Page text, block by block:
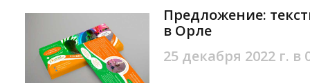
Предложение:
в Орле
25 декабря 2022 г. в